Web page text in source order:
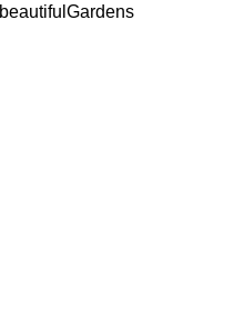
beautifulGardens